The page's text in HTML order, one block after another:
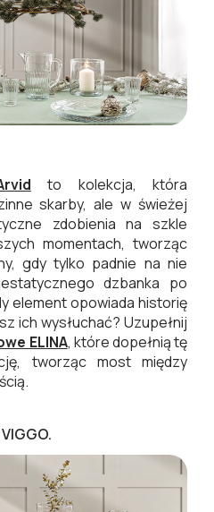
to kolekcja, która
skarby, ale w świeżej
zdobienia na szkle
momentach, tworząc
gdy tylko padnie na nie
dzbanka po
element opowiada historię
ich wysłuchać? Uzupełnij
ELINA, które dopełnią tę
tworząc most między